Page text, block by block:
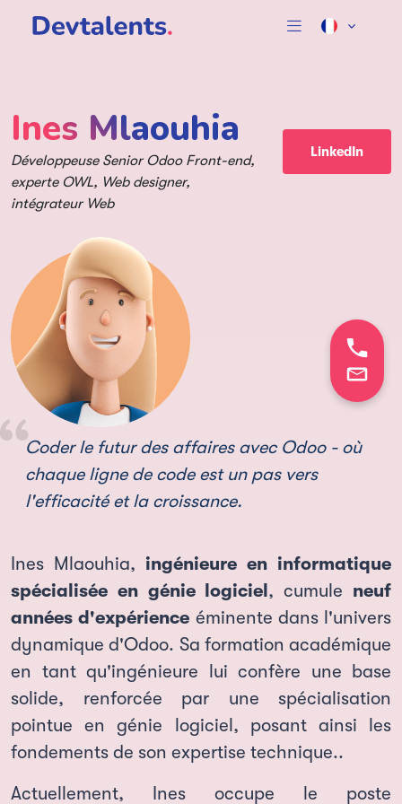
Ines Mlaouhia
Développeuse Senior Odoo Front-end,
experte OWL, Web designer,
intégrateur Web
LinkedIn
Coder le futur des affaires avec Odoo - où
chaque ligne de code est un pas vers
l'efficacité et la croissance.
Ines Mlaouhia, ingénieure en informatique
spécialisée en génie logiciel , cumule neuf
années d'expérience éminente dans l'univers
dynamique d'Odoo. Sa formation académique
en tant qu'ingénieure lui confère une base
solide, renforcée par une spécialisation
pointue en génie logiciel, posant ainsi les
fondements de son expertise technique..
Actuellement, Ines occupe le poste